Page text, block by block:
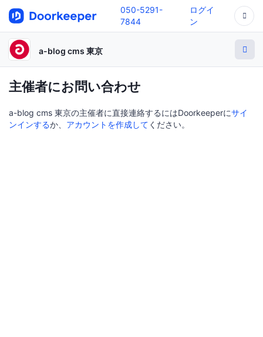
050-5291-
7844
ログイ
ン
a-blog cms 東京
主催者にお問い合わせ
a-blog cms 東京の主催者に直接連絡するにはDoorkeeperにサイ
ンインするか、 アカウントを作成して ください。